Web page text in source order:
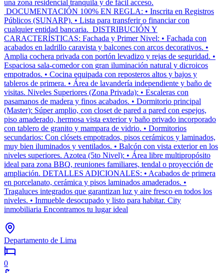
una zona residencial tranquila y de fácil acceso.
DOCUMENTACIÓN 100% EN REGLA: • Inscrita en Registros
Públicos (SUNARP). • Lista para transferir o financiar con
cualquier entidad bancaria. DISTRIBUCIÓN Y
CARACTERÍSTICAS: Fachada y Primer Nivel: • Fachada con
acabados en ladrillo caravista y balcones con arcos decorativos. •
Amplia cochera privada con portón levadizo y rejas de seguridad. •
Espaciosa sala-comedor con gran iluminación natural y dicroicos
empotrados. • Cocina equipada con reposteros altos y bajos y
tableros de primera. • Área de lavandería independiente y baño de
visitas. Niveles Superiores (Zona Privada): • Escaleras con
pasamanos de madera y finos acabados. • Dormitorio principal
(Master): Súper amplio, con closet de pared a pared con espejos,
piso amaderado, hermosa vista exterior y baño privado incorporado
con tablero de granito y mampara de vidrio. • Dormitorios
secundarios: Con clósets empotrados, pisos cerámicos y laminados,
muy bien iluminados y ventilados. • Balcón con vista exterior en los
niveles superiores. Azotea (5to Nivel): • Área libre multipropósito
ideal para zona BBQ, reuniones familiares, tendal o proyección de
ampliación. DETALLES ADICIONALES: • Acabados de primera
en porcelanato, cerámica y pisos laminados amaderados. •
Tragaluces integrados que garantizan luz y aire fresco en todos los
niveles. • Inmueble desocupado y listo para habitar. City
inmobiliaria Encontramos tu lugar ideal
Departamento de Lima
0